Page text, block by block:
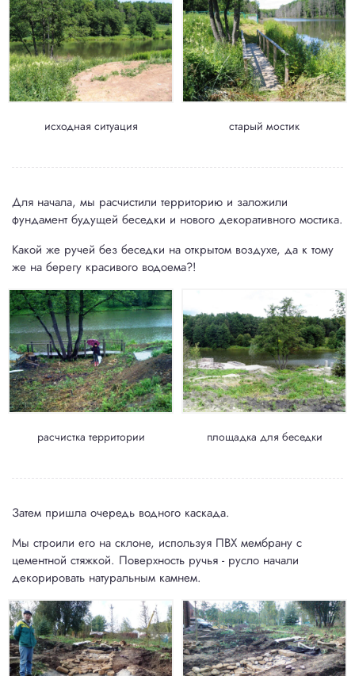
исходная ситуация старый мостик
Для начала, мы расчистили территорию и заложили
фундамент будущей беседки и нового декоративного мостика.
Какой же ручей без беседки на открытом воздухе, да к тому
же на берегу красивого водоема?!
расчистка территории площадка для беседки
Затем пришла очередь водного каскада.
Мы строили его на склоне, используя ПВХ мембрану с
цементной стяжкой. Поверхность ручья - русло начали
декорировать натуральным камнем.